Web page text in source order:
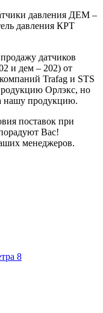
давления ДЕМ –
давления КРТ
датчиков
и дем – 202) от
Trafag и STS
Орлэкс, но
нашу продукцию.
поставок при
Вас!
менеджеров.
8